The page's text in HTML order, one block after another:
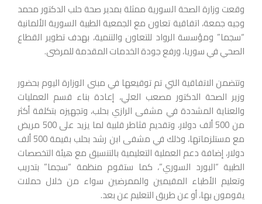
وقعت وزارة الصحة السورية ممثلة بمدير صحة حلب الدكتور محمد
وجيه جمعة، اتفاقية تعاون مع الجمعية الطبية السورية الألمانية
“سجما” ومؤسسة الرواد للتعاون والتنمية، بهدف تطوير القطاع
الصحي في سوريا، ورفع جودة الخدمات المقدمة للمرضى.
وتتضمن الاتفاقية التي تم توقيعها في مبنى الوزارة اليوم بحضور
وزير الصحة الدكتور مصعب العلي، إعادة بناء قسم العمليات
والعناية المشددة في مشفى الرازي بحلب، وتجهيزه بتكلفة أكثر
من 500 ألف دولار، وتقديم قثاطر قلبية لما يزيد على 500 مريض
مع مستلزماتها، وذلك في مشفى ابن رشد بحلب بقيمة 500 ألف
دولار، إضافة دعم العملية التعليمية بالتنسيق مع هيئة التخصصات
الطبية “البورد السوري”، كما ستقوم منظمة “سجما” بتدريب
وتعليم الأطباء المقيمين والممرضين سواء من خلال حملات
يقومون بها، أو عن طريق التعليم عن بعد.